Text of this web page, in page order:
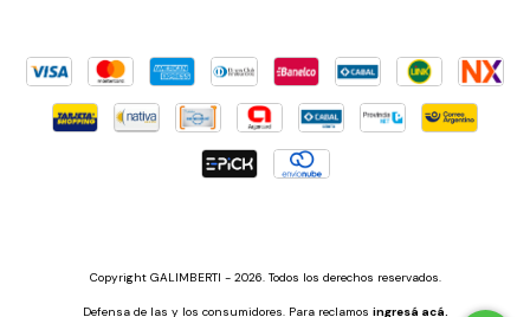
Copyright GALIMBERTI - 2026. Todos los derechos reservados.
Defensa de las y los consumidores. Para reclamos ingresá acá.